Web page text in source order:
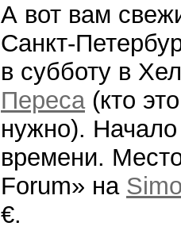
А вот вам
Санкт-
в субботу в
Переса(кто
нужно).
времени.
Forum» на
€.